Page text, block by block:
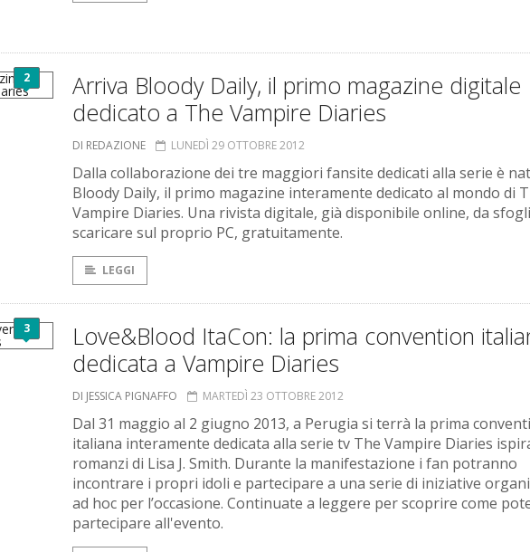
2
Arriva Bloody Daily, il primo magazine digitale
dedicato a The Vampire Diaries
DI REDAZIONE LUNEDÌ 29 OTTOBRE 2012
Dalla collaborazione dei tre maggiori fansite dedicati alla serie è
Bloody Daily, il primo magazine interamente dedicato al mondo di
Vampire Diaries. Una rivista digitale, già disponibile online, da
scaricare sul proprio PC, gratuitamente.
LEGGI
3
Love&Blood ItaCon: la prima convention
dedicata a Vampire Diaries
DI JESSICA PIGNAFFO MARTEDÌ 23 OTTOBRE 2012
Dal 31 maggio al 2 giugno 2013, a Perugia si terrà la prima
italiana interamente dedicata alla serie tv The Vampire Diaries
romanzi di Lisa J. Smith. Durante la manifestazione i fan potranno
incontrare i propri idoli e partecipare a una serie di iniziative
ad hoc per l’occasione. Continuate a leggere per scoprire come
partecipare all'evento.